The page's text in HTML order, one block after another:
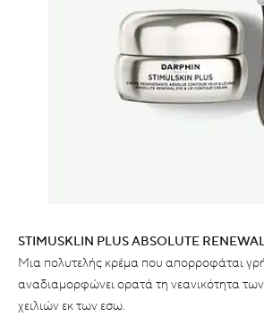
STIMUSKLIN PLUS ABSOLUTE
Μια πολυτελής κρέμα που απορροφάται
αναδιαμορφώνει ορατά τη νεανικότητα
χειλιών εκ των εσω.